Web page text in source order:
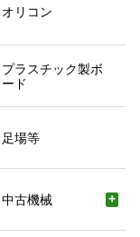
木製パレット 1700×1100
価格：500円
在庫：113
オリコン
プラスチック製ボ
ード
足場等
中古機械